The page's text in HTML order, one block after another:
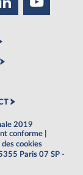
2019
conforme
des cookies
Paris 07 SP -